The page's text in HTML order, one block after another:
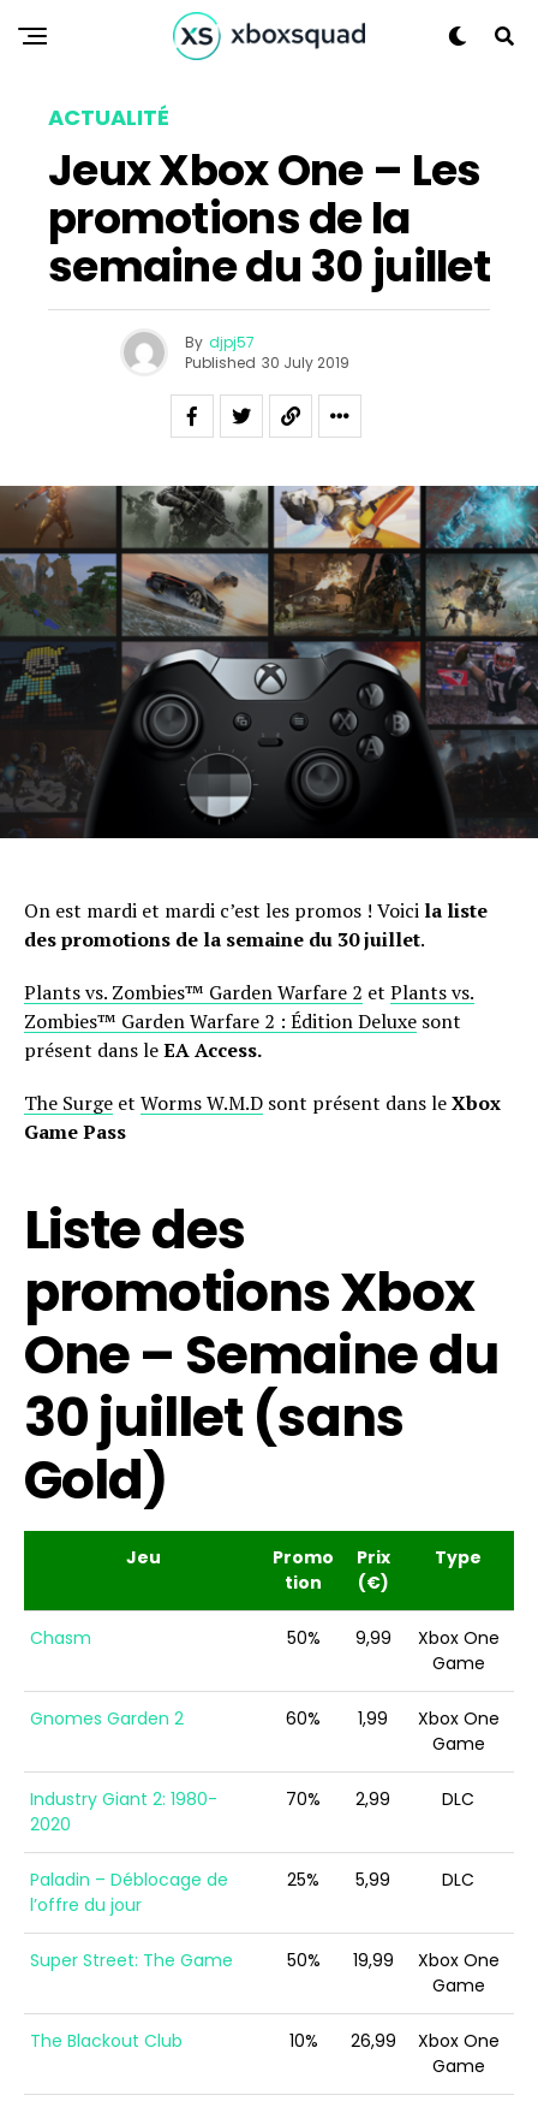
ACTUALITÉ
Jeux Xbox One – Les
promotions de la
semaine du 30 juillet
By djpj57
Published 30 July 2019
On est mardi et mardi c’est les promos ! Voici la liste
des promotions de la semaine du 30 juillet.
Plants vs. Zombies™ Garden Warfare 2 et Plants vs.
Zombies™ Garden Warfare 2 : Édition Deluxe sont
présent dans leEA Access.
The Surge et Worms W.M.D sont présent dans leXbox
Game Pass
Liste des
promotions Xbox
One – Semaine du
30 juillet (sans
Gold)
Jeu
Promo
tion
Prix
(€)
Type
Chasm 50% 9,99
Xbox One
Game
Gnomes Garden 2 60% 1,99
Xbox One
Game
Industry Giant 2: 1980-
2020
70% 2,99 DLC
Paladin – Déblocage de
l’offre du jour
25% 5,99 DLC
Super Street: The Game 50% 19,99
Xbox One
Game
The Blackout Club 10% 26,99
Xbox One
Game